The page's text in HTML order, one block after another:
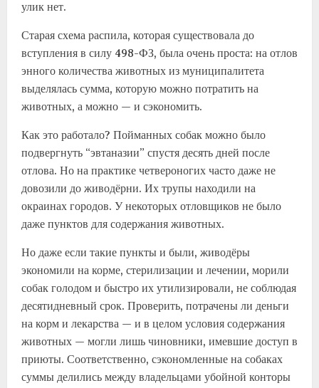
улик нет.
Старая схема распила, которая существовала до
вступления в силу 498-ФЗ, была очень проста: на отлов
энного количества животных из муниципалитета
выделялась сумма, которую можно потратить на
животных, а можно — и сэкономить.
Как это работало? Пойманных собак можно было
подвергнуть “эвтаназии” спустя десять дней после
отлова. Но на практике четвероногих часто даже не
довозили до живодёрни. Их трупы находили на
окраинах городов. У некоторых отловщиков не было
даже пунктов для содержания животных.
Но даже если такие пункты и были, живодёры
экономили на корме, стерилизации и лечении, морили
собак голодом и быстро их утилизировали, не соблюдая
десятидневный срок. Проверить, потрачены ли деньги
на корм и лекарства — и в целом условия содержания
животных — могли лишь чиновники, имевшие доступ в
приюты. Соответственно, сэкономленные на собаках
суммы делились между владельцами убойной конторы